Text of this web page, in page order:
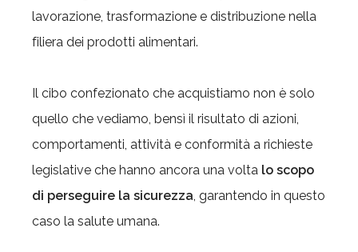
lavorazione, trasformazione e distribuzione nella
filiera dei prodotti alimentari.
Il cibo confezionato che acquistiamo non è solo
quello che vediamo, bensì il risultato di azioni,
comportamenti, attività e conformità a richieste
legislative che hanno ancora una volta lo scopo
di perseguire la sicurezza, garantendo in questo
caso la salute umana.